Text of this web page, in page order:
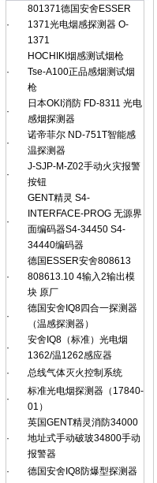
·
801371德国安舍ESSER
1371光电烟感探测器 O-
1371
·
HOCHIKI烟感测试烟枪
Tse-A100正品感烟测试烟
枪
·
日本OKI消防 FD-8311 光电
感烟探测器
·
诺帝菲尔 ND-751T智能感
温探测器
·
J-SJP-M-Z02手动火灾报警
按钮
·
GENT精灵 S4-
INTERFACE-PROG 无源界
面编码器S4-34450 S4-
34440编码器
·
德国ESSER安舍808613
808613.10 4输入2输出模
块 原厂
·
德国安舍IQ8四合一探测器
（温感探测器）
·
安舍IQ8（标准）光电烟
1362/温1262感应器
·
总线气体灭火控制系统
·
标准光电烟探测器（17840-
01）
·
英国GENT精灵消防34000
地址式手动破玻34800手动
报警器
·
德国安舍IQ8防爆型探测器